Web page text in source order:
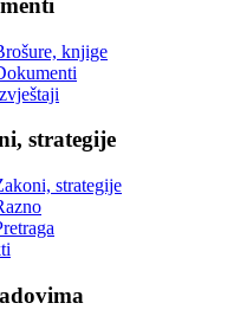
knjige
strategije
strategije